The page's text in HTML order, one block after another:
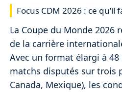
Focus CDM 2026 : ce
La Coupe du Monde 2026
de la carrière
Avec un format élargi à
matchs disputés sur trois
Canada, Mexique), les